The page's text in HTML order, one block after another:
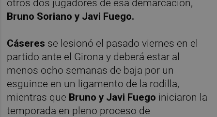
otros dos jugadores de esa demarcación,
Bruno Soriano y Javi Fuego.
Cáseres se lesionó el pasado viernes en el
partido ante el Girona y deberá estar al
menos ocho semanas de baja por un
esguince en un ligamento de la rodilla,
mientras que Bruno y Javi Fuego iniciaron la
temporada en pleno proceso de